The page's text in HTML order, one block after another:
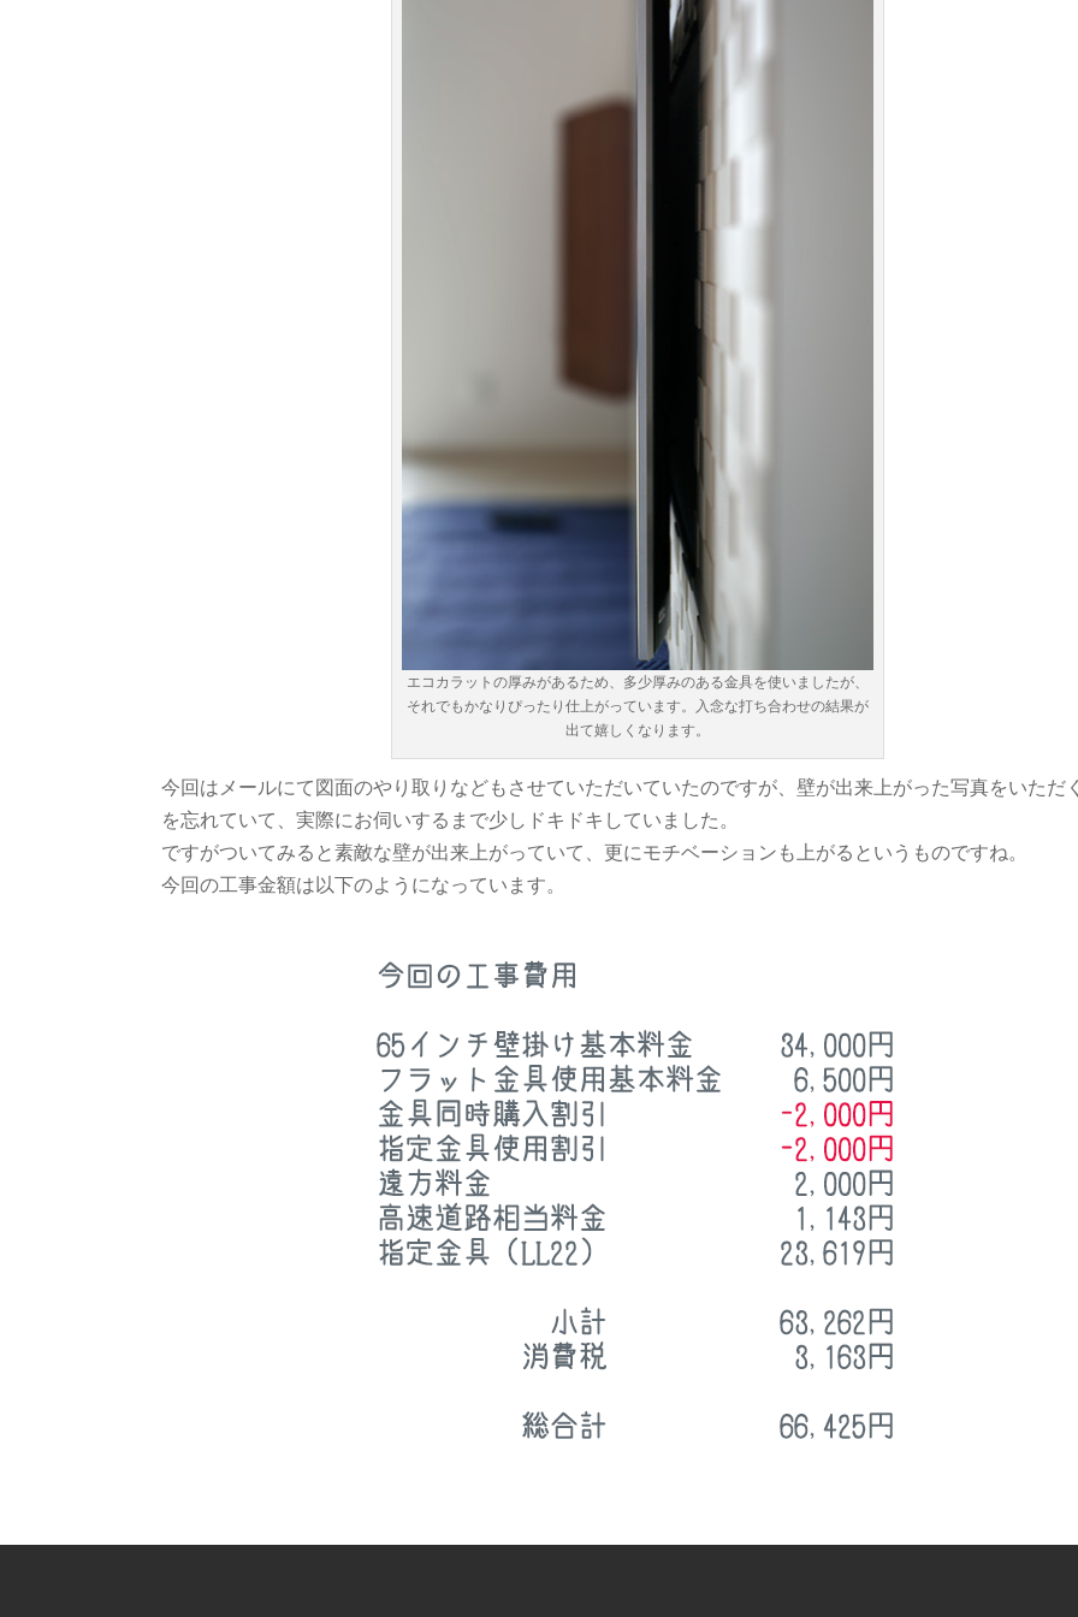
エコカラットの厚みがあるため、多少厚みのある金具を使いましたが、
それでもかなりぴったり仕上がっています。入念な打ち合わせの結果が
出て嬉しくなります。
今回はメールにて図面のやり取りなどもさせていただいていたのですが、壁が出来上がった写真をいただ
を忘れていて、実際にお伺いするまで少しドキドキしていました。
ですがついてみると素敵な壁が出来上がっていて、更にモチベーションも上がるというものですね。
今回の工事金額は以下のようになっています。